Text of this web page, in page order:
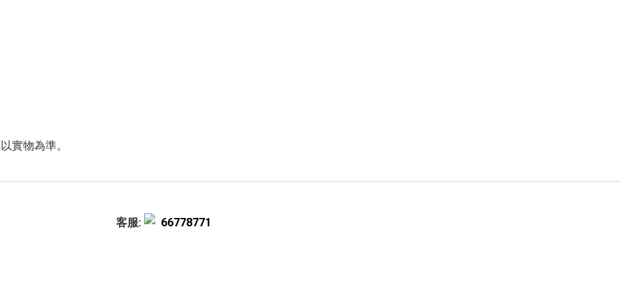
實物為準。
客服: 66778771